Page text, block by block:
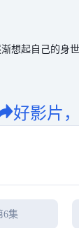
想起自己的身
好影片
6集